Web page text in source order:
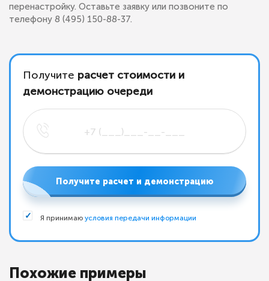
перенастройку. Оставьте заявку или позвоните по
телефону 8 (495) 150-88-37.
Получите расчет стоимости и
демонстрацию очереди
Получите расчет и демонстрацию
Я принимаю условия передачи информации
Похожие примеры